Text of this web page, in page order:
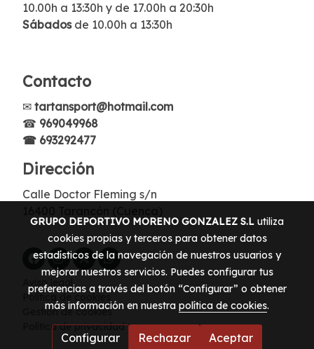
10.00h a 13:30h y de 17.00h a 20:30h
Sábados de 10.00h a 13:30h
Contacto
✉ tartansport@hotmail.com
☎ 969049968
☎ 693292477
Dirección
Calle Doctor Fleming s/n
Aviso legal
Política de cookies
Gestión de cookies
Política de privacidad
GRUPO DEPORTIVO MORENO GONZALEZ S.L utiliza
cookies propias y terceros para obtener datos
estadísticos de la navegación de nuestros usuarios y
mejorar nuestros servicios. Puedes configurar tus
preferencias a través del botón “Configurar” o obtener
más información en nuestra política de cookies.
Configurar Rechazar Aceptar